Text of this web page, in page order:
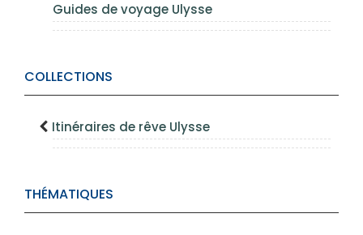
Guides de voyage Ulysse
COLLECTIONS
Itinéraires de rêve Ulysse
THÉMATIQUES